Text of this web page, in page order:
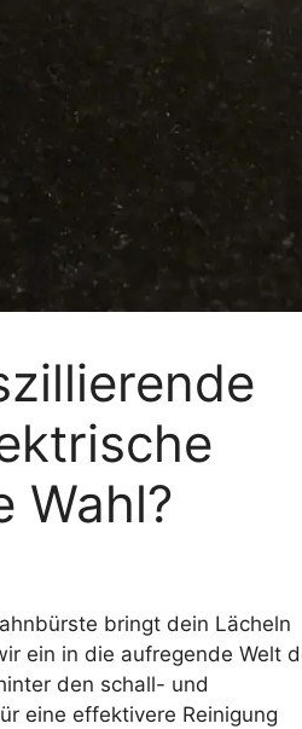
Wahl?
bringt dein Lächeln
ein in die aufregende Welt
den schall- und
eine effektivere Reinigung